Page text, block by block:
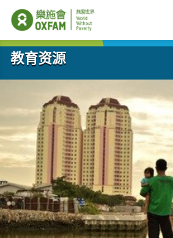
开始主要内容
教育资源